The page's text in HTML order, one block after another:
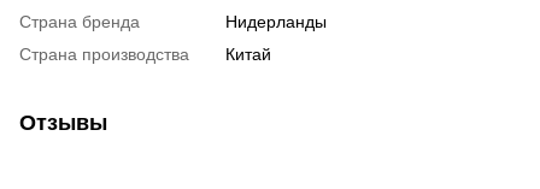
Страна бренда
Нидерланды
Страна производства
Китай
Отзывы